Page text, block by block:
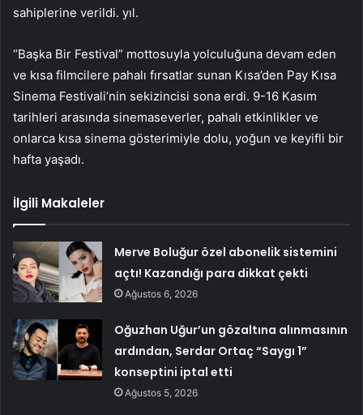
sahiplerine verildi. yıl.
“Başka Bir Festival” mottosuyla yolculuğuna devam eden
ve kısa filmcilere pahalı fırsatlar sunan Kısa’den Pay Kısa
Sinema Festivali’nin sekizincisi sona erdi. 9-16 Kasım
tarihleri ​​arasında sinemaseverler, pahalı etkinlikler ve
onlarca kısa sinema gösterimiyle dolu, yoğun ve keyifli bir
hafta yaşadı.
İlgili Makaleler
Merve Boluğur özel abonelik sistemini
açtı! Kazandığı para dikkat çekti
Ağustos 6, 2026
Oğuzhan Uğur’un gözaltına alınmasının
ardından, Serdar Ortaç “Saygı 1”
konseptini iptal etti
Ağustos 5, 2026